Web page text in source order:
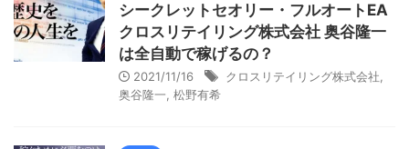
シークレットセオリー・フルオートEA
クロスリテイリング株式会社 奥谷隆一
は全自動で稼げるの？
2021/11/16 クロスリテイリング株式会社
奥谷隆一 松野有希